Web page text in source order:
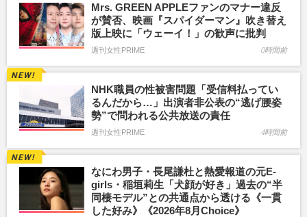
Mrs. GREEN APPLEファンのマナー違反
が賛否、映画『スパイダーマン』吹き替え
版上映に「ウェーイ！」の歓声に批判
週刊女性PRIME 0時間前
NHK職員の性被害問題「受信料払ってい
るんだから…」出演者非公表の“逃げ腰姿
勢”で問われる公共放送の責任
週刊女性PRIME 4時間前
なにわ男子・長尾謙杜と熱愛報道の元E-
girls・稲垣莉生「犬顔が好き」過去の“半
同棲モデル”との共通点から透ける《一貫
した好み》《2026年8月Choice》